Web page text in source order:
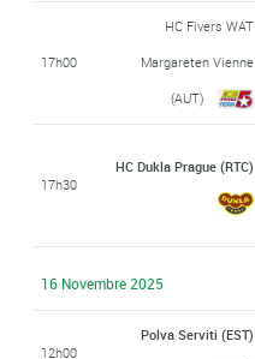
17h00
HC Fivers WAT
Margareten Vienne
(AUT)
17h30
HC Dukla Prague (RTC)
16 Novembre 2025
12h00
Polva Serviti (EST)